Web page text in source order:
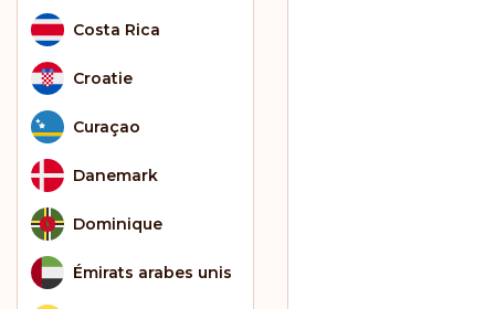
Costa Rica
Croatie
Curaçao
Danemark
Dominique
Émirats arabes unis